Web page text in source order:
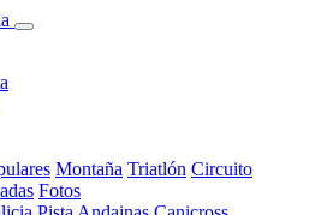
Montaña Triatlón Circuito
Fotos